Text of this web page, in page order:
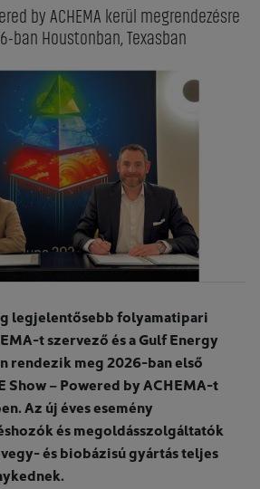
by ACHEMA kerül megrendezésre
ban Houstonban, Texasban
legjelentősebb folyamatipari
t szervező és a Gulf Energy
rendezik meg 2026-ban első
Show – Powered by ACHEMA-t
Az új éves esemény
és megoldásszolgáltatók
és biobázisú gyártás teljes